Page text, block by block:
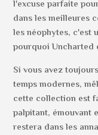
l'excuse parfaite
dans les meilleures
les néophytes, c'est
pourquoi Uncharted
Si vous avez
temps modernes,
cette collection est
palpitant, émouvant
restera dans les